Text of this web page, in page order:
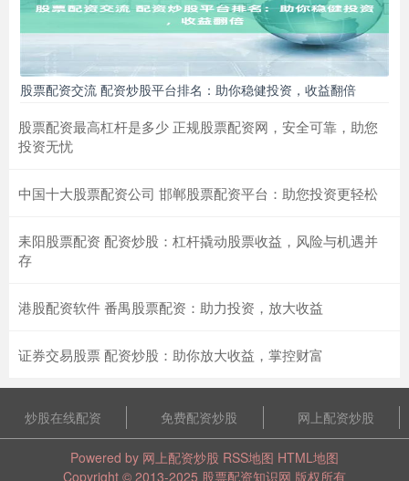
股票配资交流 配资炒股平台排名：助你稳健投资，收益翻倍
股票配资最高杠杆是多少 正规股票配资网，安全可靠，助您
投资无忧
中国十大股票配资公司 邯郸股票配资平台：助您投资更轻松
耒阳股票配资 配资炒股：杠杆撬动股票收益，风险与机遇并
存
港股配资软件 番禺股票配资：助力投资，放大收益
证券交易股票 配资炒股：助你放大收益，掌控财富
炒股在线配资 免费配资炒股 网上配资炒股
Powered by 网上配资炒股 RSS地图 HTML地图
Copyright © 2013-2025 股票配资知识网 版权所有